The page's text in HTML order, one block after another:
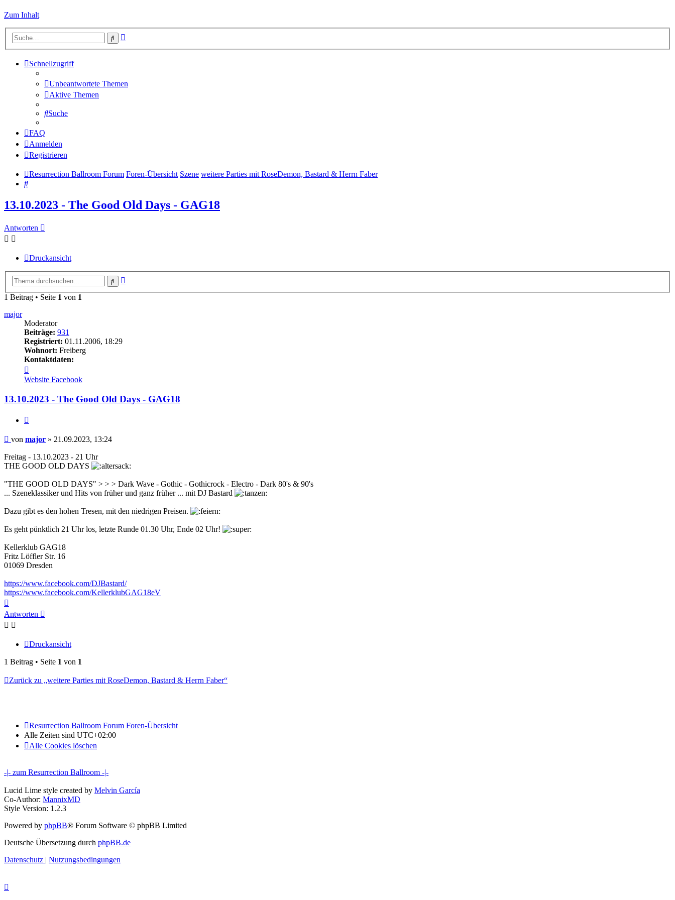
Zum Inhalt
Suche
Schnellzugriff
Unbeantwortete Themen
Aktive Themen
Suche
FAQ
Anmelden
Registrieren
Resurrection Ballroom Forum Foren-Übersicht Szene weitere Parties mit RoseDemon, Bastard & Herrn Faber
Suche
13.10.2023 - The Good Old Days - GAG18
Antworten
Druckansicht
Suche
1 Beitrag • Seite 1 von 1
major
Moderator
Beiträge: 931
Registriert: 01.11.2006, 18:29
Wohnort: Freiberg
Kontaktdaten:
von
major
Website Facebook
13.10.2023 - The Good Old Days - GAG18
Beitrag
von major » 21.09.2023, 13:24
Freitag - 13.10.2023 - 21 Uhr
THE GOOD OLD DAYS
"THE GOOD OLD DAYS" > > > Dark Wave - Gothic - Gothicrock - Electro - Dark 80's & 90's
... Szeneklassiker und Hits von früher und ganz früher ... mit DJ Bastard
Dazu gibt es den hohen Tresen, mit den niedrigen Preisen.
Es geht pünktlich 21 Uhr los, letzte Runde 01.30 Uhr, Ende 02 Uhr!
Kellerklub GAG18
Fritz Löffler Str. 16
01069 Dresden
https://www.facebook.com/DJBastard/
https://www.facebook.com/KellerklubGAG18eV
oben
Antworten
Druckansicht
1 Beitrag • Seite 1 von 1
Zurück zu „weitere Parties mit RoseDemon, Bastard & Herrn Faber“
Resurrection Ballroom Forum Foren-Übersicht
Alle Zeiten sind UTC+02:00
Alle Cookies löschen
-|- zum Resurrection Ballroom -|-
Lucid Lime style created by Melvin García
Co-Author: MannixMD
Style Version: 1.2.3
Powered by phpBB® Forum Software © phpBB Limited
Deutsche Übersetzung durch phpBB.de
Datenschutz | Nutzungsbedingungen